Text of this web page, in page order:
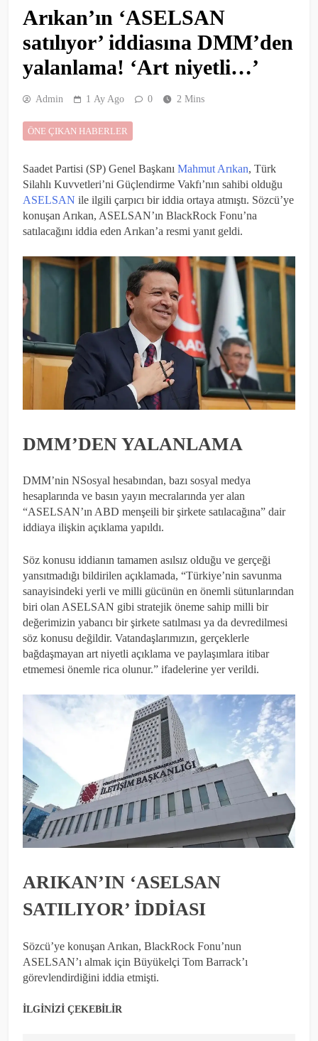
Arıkan’ın ‘ASELSAN
satılıyor’ iddiasına DMM’den
yalanlama! ‘Art niyetli…’
Admin 1 Ay Ago 0 2 Mins
ÖNE ÇIKAN HABERLER
Saadet Partisi (SP) Genel Başkanı Mahmut Arıkan, Türk
Silahlı Kuvvetleri’ni Güçlendirme Vakfı’nın sahibi olduğu
ASELSAN ile ilgili çarpıcı bir iddia ortaya atmıştı. Sözcü’ye
konuşan Arıkan, ASELSAN’ın BlackRock Fonu’na
satılacağını iddia eden Arıkan’a resmi yanıt geldi.
DMM’DEN YALANLAMA
DMM’nin NSosyal hesabından, bazı sosyal medya
hesaplarında ve basın yayın mecralarında yer alan
“ASELSAN’ın ABD menşeili bir şirkete satılacağına” dair
iddiaya ilişkin açıklama yapıldı.
Söz konusu iddianın tamamen asılsız olduğu ve gerçeği
yansıtmadığı bildirilen açıklamada, “Türkiye’nin savunma
sanayisindeki yerli ve milli gücünün en önemli sütunlarından
biri olan ASELSAN gibi stratejik öneme sahip milli bir
değerimizin yabancı bir şirkete satılması ya da devredilmesi
söz konusu değildir. Vatandaşlarımızın, gerçeklerle
bağdaşmayan art niyetli açıklama ve paylaşımlara itibar
etmemesi önemle rica olunur.” ifadelerine yer verildi.
ARIKAN’IN ‘ASELSAN
SATILIYOR’ İDDİASI
Sözcü’ye konuşan Arıkan, BlackRock Fonu’nun
ASELSAN’ı almak için Büyükelçi Tom Barrack’ı
görevlendirdiğini iddia etmişti.
İLGİNİZİ ÇEKEBİLİR